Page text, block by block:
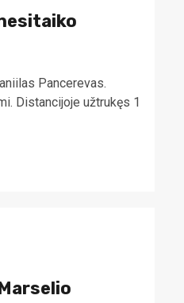
Pancerevas.
Distancijoje užtrukęs 1